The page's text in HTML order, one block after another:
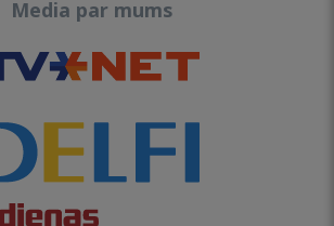
Media par mums